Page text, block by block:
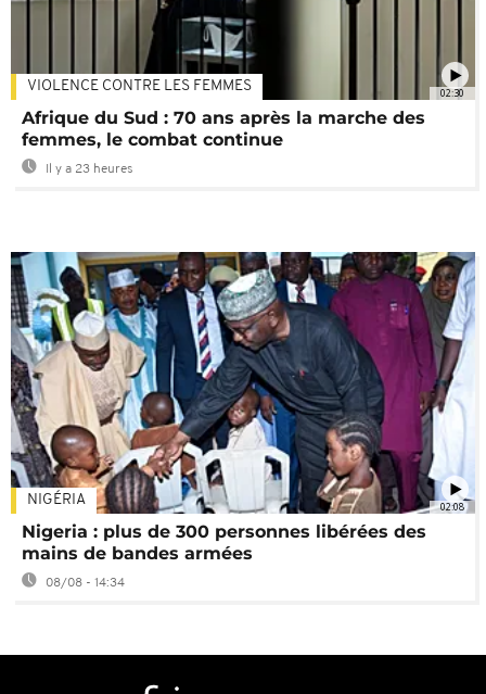
02:30
VIOLENCE CONTRE LES FEMMES
Afrique du Sud : 70 ans après la marche des
femmes, le combat continue
Il y a 23 heures
02:08
NIGÉRIA
Nigeria : plus de 300 personnes libérées des
mains de bandes armées
08/08 - 14:34